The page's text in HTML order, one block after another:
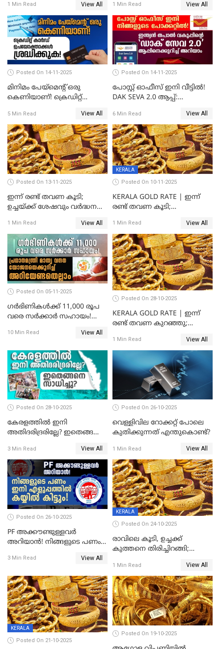
1 Min Read View All 1 Min Read View All
Posted On 14-11-2025
മിനിമം പേയ്മെന്റ് ഒരു
കെണിയാണ്! ക്രെഡിറ്റ്
ശ്രദ്ധിക്കുക!
5 Min Read View All
Posted On 14-11-2025
പോസ്റ്റ് ഓഫീസ് ഇനി വീട്ടിൽ!
DAK SEVA 2.0 ആപ്പ്:
എന്തൊക്കെയാണെന്ന്
നോക്കാം
6 Min Read View All
Posted On 13-11-2025
ഇന്ന് രണ്ട് തവണ കൂടി;
ഉച്ചയ്ക്ക് ശേഷവും വർദ്ധനവ്;
സ്വർണവിലയിൽ കുതിപ്പ്
1 Min Read View All
KERALA
Posted On 10-11-2025
KERALA GOLD RATE | ഇന്ന്
രണ്ട് തവണ കൂടി;
1 Min Read View All
Posted On 05-11-2025
ഗർഭിണികൾക്ക് 11,000 രൂപ
വരെ സർക്കാർ സഹായം!
യോജനയെക്കുറിച്ച്
10 Min Read View All
Posted On 28-10-2025
KERALA GOLD RATE | ഇന്ന്
രണ്ട് തവണ കുറഞ്ഞു;
1800 രൂപ
1 Min Read View All
Posted On 28-10-2025
കേരളത്തിൽ ഇനി
അതിദരിദ്രരില്ലേ? ഇതെങ്ങനെ
STATE FREE FROM EXTREME
POVERTY
3 Min Read View All
Posted On 26-10-2025
വെള്ളിവില റോക്കറ്റ് പോലെ
കുതിക്കുന്നത് എന്തുകൊണ്ട്?
1 Min Read View All
Posted On 26-10-2025
PF അക്കൗണ്ടുള്ളവർ
അറിയാൻ! നിങ്ങളുടെ പണം
കിട്ടും!
3 Min Read View All
KERALA
Posted On 24-10-2025
രാവിലെ കൂടി, ഉച്ചക്ക്
കുത്തനെ തിരിച്ചിറങ്ങി;
കുറഞ്ഞു
1 Min Read View All
KERALA
Posted On 21-10-2025
Posted On 19-10-2025